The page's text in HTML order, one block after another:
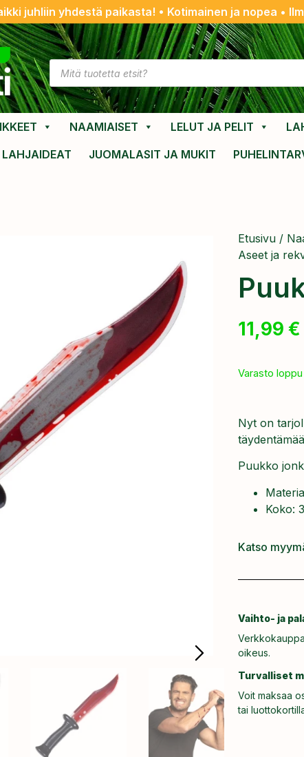
juhliin yhdestä paikasta! • Kotimainen ja nopea •
NAAMIAISET LELUT JA PELIT
LAHJAIDEAT JUOMALASIT JA MUKIT
Etusivu /
Aseet ja
11,99 €
Varasto loppu
Nyt on
Puukko
Koko:
Katso
Vaihto- ja
oikeus.
Turvalliset
Voit maksaa
tai